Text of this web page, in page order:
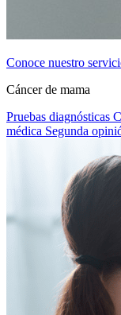
Conoce nuestro
Cáncer de mama
Pruebas diagnósticas
médica Segunda